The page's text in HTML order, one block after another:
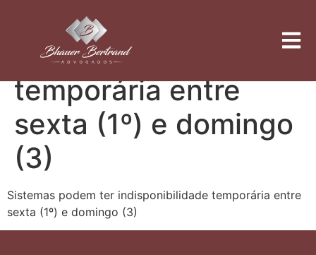
Sistemas podem ter
indisponibilidade
temporária entre
sexta (1º) e domingo
(3)
Sistemas podem ter indisponibilidade temporária entre
sexta (1º) e domingo (3)